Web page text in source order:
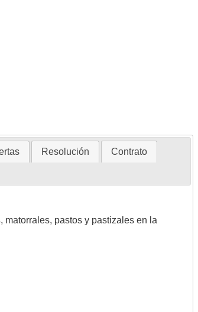
Resolución Contrato
pastos y pastizales en la